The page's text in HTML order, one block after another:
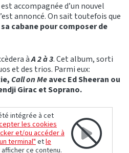
accompagnée d’un nouvel
annoncé. On sait toutefois que
cabane pour composer de
àA 2 à 3. Cet album, sorti
et des trios. Parmi eux:
Call on Meavec Ed Sheeran ou
Girac et Soprano.
intégrée à cet
les cookies
et/ou accéder à
terminal"etle
ce contenu.